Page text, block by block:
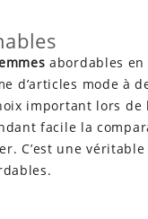
abordables en
d’articles mode à
important lors de
facile la
C’est une